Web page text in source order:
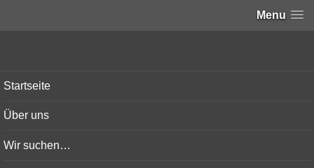
Menu
Startseite
Über uns
Wir suchen…